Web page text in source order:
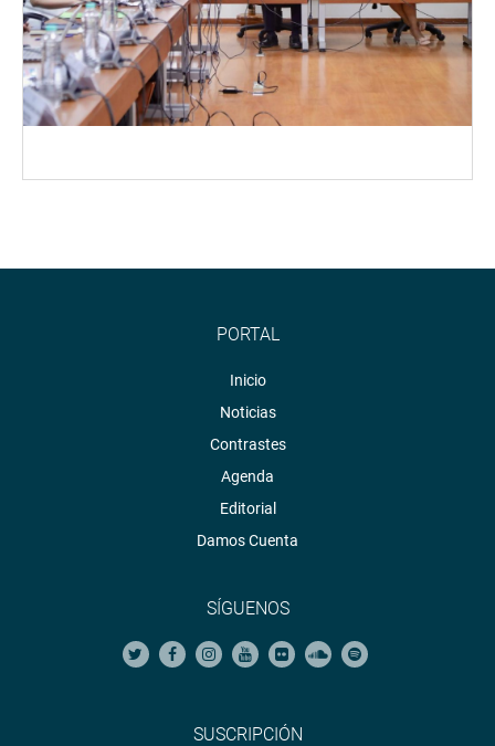
PORTAL
Inicio
Noticias
Contrastes
Agenda
Editorial
Damos Cuenta
SÍGUENOS
SUSCRIPCIÓN